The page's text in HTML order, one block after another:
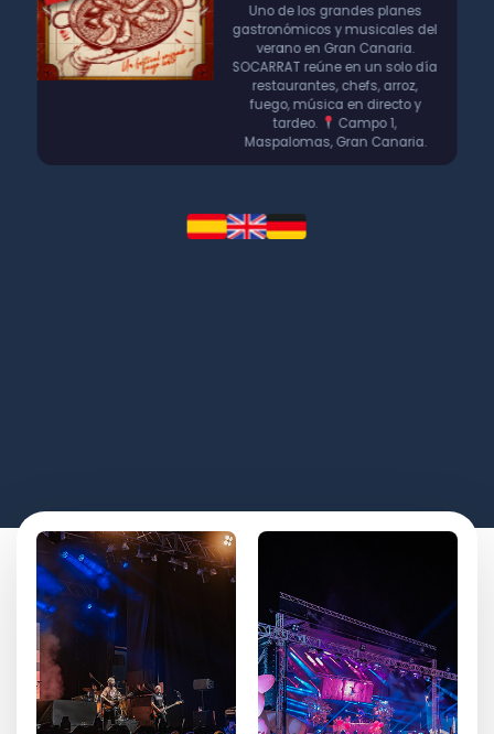
Uno de los grandes planes
gastronómicos y musicales del
verano en Gran Canaria.
SOCARRAT reúne en un solo día
restaurantes, chefs, arroz,
fuego, música en directo y
tardeo.
Campo 1,
Maspalomas, Gran Canaria.